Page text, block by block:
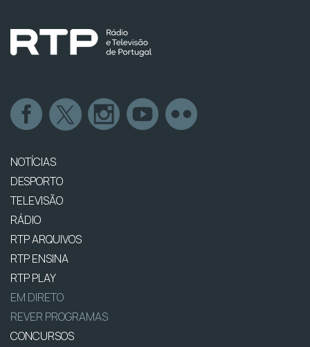
NOTÍCIAS
DESPORTO
TELEVISÃO
RÁDIO
RTP ARQUIVOS
RTP ENSINA
RTP PLAY
EM DIRETO
REVER PROGRAMAS
CONCURSOS